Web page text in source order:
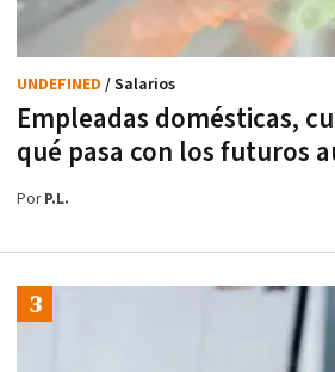
Empleadas domésticas,
qué pasa con los futuros
UNDEFINED / Salarios
PorP.L.